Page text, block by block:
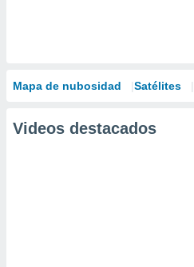
Mapa de nubosidad Satélites
Videos destacados